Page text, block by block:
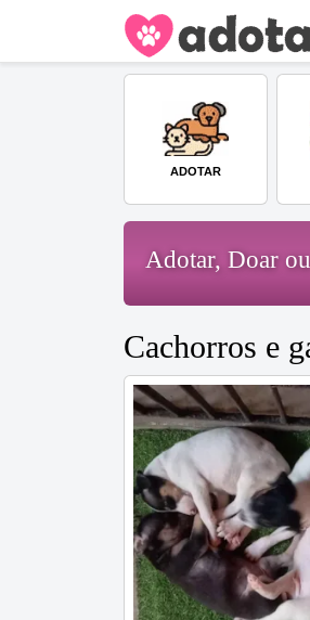
ADOTAR
Adotar, Doar
Cachorros e